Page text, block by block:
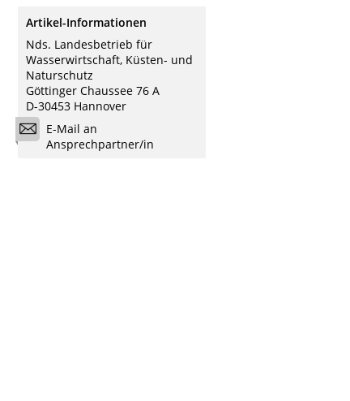
Artikel-Informationen
Nds. Landesbetrieb für
Wasserwirtschaft, Küsten- und
Naturschutz
Göttinger Chaussee 76 A
D-30453 Hannover
E-Mail an
Ansprechpartner/in